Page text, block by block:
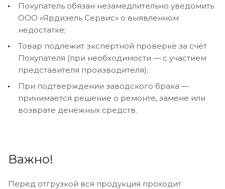
Покупатель обязан незамедлительно уведомить
ООО «Ярдизель Сервис» о выявленном
недостатке;
Товар подлежит экспертной проверке за счёт
Покупателя (при необходимости — с участием
представителя производителя);
При подтверждении заводского брака —
принимается решение о ремонте, замене или
возврате денежных средств.
Важно!
Перед отгрузкой вся продукция проходит